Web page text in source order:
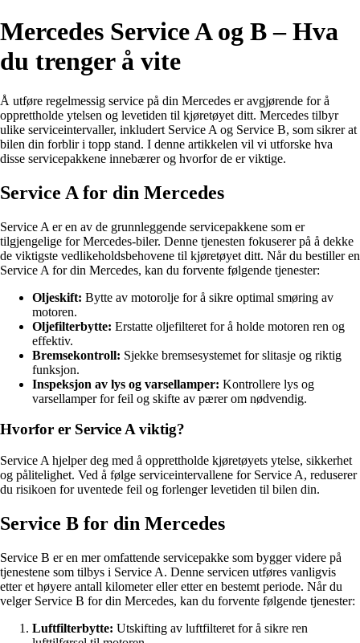
Mercedes Service A og B – Hva
du trenger å vite
Å utføre regelmessig service på din Mercedes er avgjørende for å
opprettholde ytelsen og levetiden til kjøretøyet ditt. Mercedes tilbyr
ulike serviceintervaller, inkludert Service A og Service B, som sikrer at
bilen din forblir i topp stand. I denne artikkelen vil vi utforske hva
disse servicepakkene innebærer og hvorfor de er viktige.
Service A for din Mercedes
Service A er en av de grunnleggende servicepakkene som er
tilgjengelige for Mercedes-biler. Denne tjenesten fokuserer på å dekke
de viktigste vedlikeholdsbehovene til kjøretøyet ditt. Når du bestiller en
Service A for din Mercedes, kan du forvente følgende tjenester:
Oljeskift: Bytte av motorolje for å sikre optimal smøring av
motoren.
Oljefilterbytte: Erstatte oljefilteret for å holde motoren ren og
effektiv.
Bremsekontroll: Sjekke bremsesystemet for slitasje og riktig
funksjon.
Inspeksjon av lys og varsellamper: Kontrollere lys og
varsellamper for feil og skifte av pærer om nødvendig.
Hvorfor er Service A viktig?
Service A hjelper deg med å opprettholde kjøretøyets ytelse, sikkerhet
og pålitelighet. Ved å følge serviceintervallene for Service A, reduserer
du risikoen for uventede feil og forlenger levetiden til bilen din.
Service B for din Mercedes
Service B er en mer omfattende servicepakke som bygger videre på
tjenestene som tilbys i Service A. Denne servicen utføres vanligvis
etter et høyere antall kilometer eller etter en bestemt periode. Når du
velger Service B for din Mercedes, kan du forvente følgende tjenester:
Luftfilterbytte: Utskifting av luftfilteret for å sikre ren